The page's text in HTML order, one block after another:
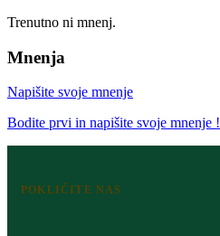
Trenutno ni mnenj.
Mnenja
Napišite svoje mnenje
Bodite prvi in napišite svoje mnenje !
POKLIČITE NAS